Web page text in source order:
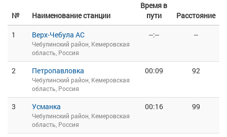
№ Наименование станции
Время в
пути
Расстояние
1
Верх-Чебула АС
Чебулинский район, Кемеровская
область, Россия
--:-- --
2 Петропавловка
Чебулинский район, Кемеровская
область, Россия
00:09 92
3 Усманка
Чебулинский район, Кемеровская
область, Россия
00:16 99